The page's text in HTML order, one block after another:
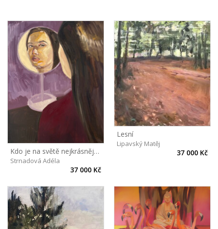
Kdo je na světě nejkrásnější?
Strnadová Adéla
37 000 Kč
Lesní
Lipavský Matěj
37 000 Kč